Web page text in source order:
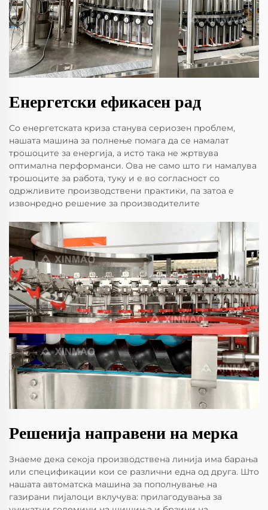
Енергетски ефикасен рад
Со енергетската криза станува сериозен проблем,
нашата машина за полнење помага да се намалат
трошоците за енергија, а исто така не жртвува
оптимална перформанси. Ова не само што ги намалува
трошоците за работа, туку и е во согласност со
одржливите производствени практики, па затоа е
извонредно решение за производителите
Решенија направени на мерка
Знаеме дека секоја производствена линија има барања
или спецификации кои се различни една од друга. Што
нашата автоматска машина за пополнување на
газирани пијалоци вклучува: прилагодувања за